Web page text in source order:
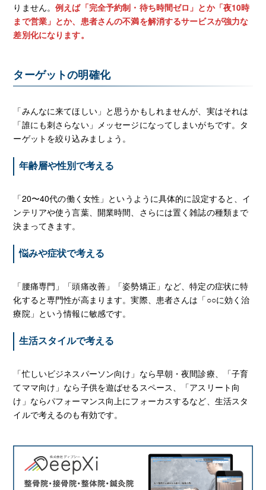
りません。例えば「完全予約制・待ち時間ゼロ」とか「夜10時
まで営業」とか、患者さんの不満を解消するサービスが強力な
差別化になります。
ターゲットの明確化
「みんなに来てほしい」と思うかもしれませんが、実はそれは
「誰にも刺さらない」メッセージになってしまいがちです。タ
ーゲットを絞り込みましょう。
年齢層や性別で考える
「20〜40代の働く女性」というように具体的に設定すると、イ
ンテリアや使う言葉、開業時間、さらには置く雑誌の種類まで
決まってきます。
悩みや症状で考える
「腰痛専門」「頭痛改善」「姿勢矯正」など、特定の症状に特
化すると専門性が高まります。実際、患者さんは「○○に効く治
療院」という情報に敏感です。
生活スタイルで考える
「忙しいビジネスパーソン向け」なら早朝・夜間診療、「子育
てママ向け」なら子供を遊ばせるスペース、「アスリート向
け」ならパフォーマンス向上にフォーカスするなど、生活スタ
イルで考えるのも有効です。